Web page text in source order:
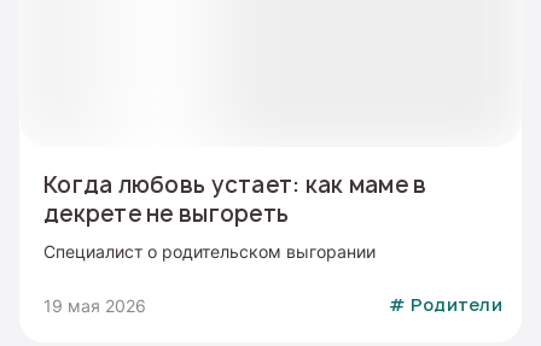
Когда любовь устает: как маме в
декрете не выгореть
Специалист о родительском выгорании
19 мая 2026 # Родители